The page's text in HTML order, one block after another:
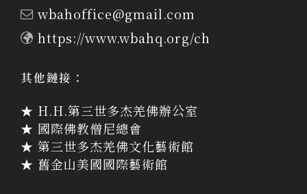
wbahoffice@gmail.com
https://www.wbahq.org/ch
其他鏈接：
★ H.H.第三世多杰羌佛辦公室
★ 國際佛教僧尼總會
★ 第三世多杰羌佛文化藝術館
★ 舊金山美國國際藝術館